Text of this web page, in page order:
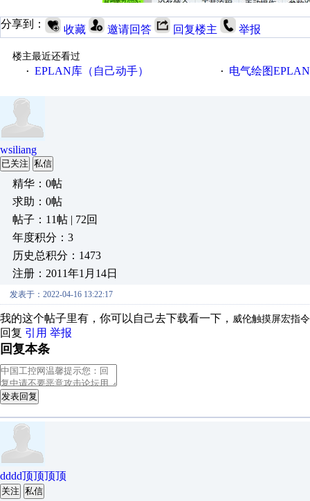
分享到： 收藏 邀请回答 回复楼主 举报
楼主最近还看过
· EPLAN库（自己动手） · 电气绘图
wsiliang
已关注 私信
精华：0帖
求助：0帖
帖子：11帖 | 72回
年度积分：3
历史总积分：1473
注册：2011年1月14日
发表于：2022-04-16 13:22:17
我的这个帖子里有，你可以自己去下载看一下， 威伦触摸屏宏指
回复 引用 举报
回复本条
发表回复
dddd顶顶顶顶
关注 私信